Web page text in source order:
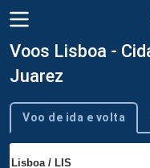
Voos Lisboa -
Juarez
Tipo de viagem
Voo de ida e volta